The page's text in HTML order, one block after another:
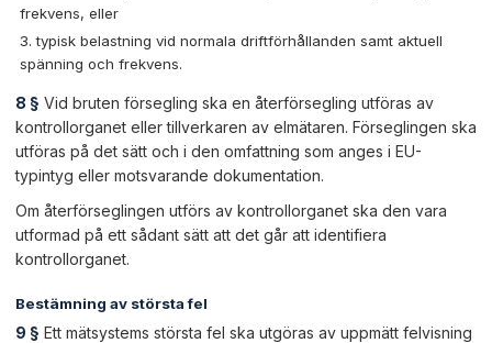
frekvens, eller
typisk belastning vid normala driftförhållanden samt aktuell
spänning och frekvens.
8 § Vid bruten försegling ska en återförsegling utföras av
kontrollorganet eller tillverkaren av elmätaren. Förseglingen ska
utföras på det sätt och i den omfattning som anges i EU-
typintyg eller motsvarande dokumentation.
Om återförseglingen utförs av kontrollorganet ska den vara
utformad på ett sådant sätt att det går att identifiera
kontrollorganet.
Bestämning av största fel
9 § Ett mätsystems största fel ska utgöras av uppmätt felvisning